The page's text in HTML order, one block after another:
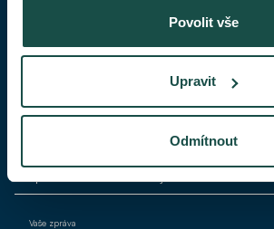
Povolit vše
Upravit
Odmítnout
Váš telefon
Váš e-mail*
Vaše zpráva